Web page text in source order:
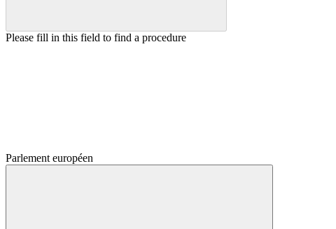
Please fill in this field to find a procedure
Parlement européen